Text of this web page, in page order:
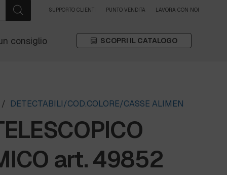
SUPPORTO CLIENTI PUNTO VENDITA LAVORA CON NOI
consiglio SCOPRI IL CATALOGO
/ DETECTABILI/COD.COLORE/CASSE ALIMEN
art. 49852